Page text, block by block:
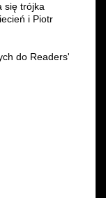
się trójka
i Piotr
do Readers'